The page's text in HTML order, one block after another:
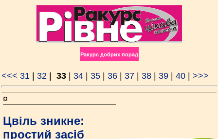
Ракурс добрих порад
<<< 31 32 33 34 35 36 37 38 39 40 >>>
¤
Цвіль зникне:
простий засіб